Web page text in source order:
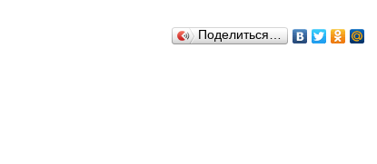
Поделиться…